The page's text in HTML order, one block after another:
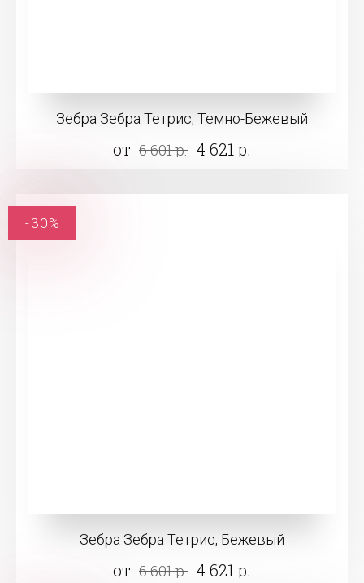
Зебра Зебра Тетрис, Темно-Бежевый
от 6 601 р. 4 621 р.
Зебра Зебра Тетрис, Бежевый
от 6 601 р. 4 621 р.
-30%